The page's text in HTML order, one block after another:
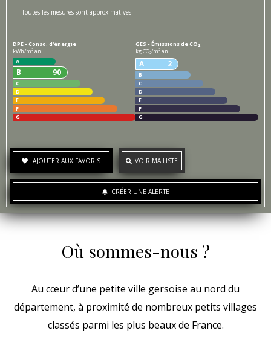
Toutes les mesures sont approximatives
DPE - Conso. d'énergie
kWh/m².an
A
B 90
C
D
E
F
G
GES - Émissions de CO₂
kg CO₂/m².an
A 2
B
C
D
E
F
G
AJOUTER AUX FAVORIS VOIR MA LISTE
CRÉER UNE ALERTE
Où sommes-nous ?
Au cœur d’une petite ville gersoise au nord du
département, à proximité de nombreux petits villages
classés parmi les plus beaux de France.